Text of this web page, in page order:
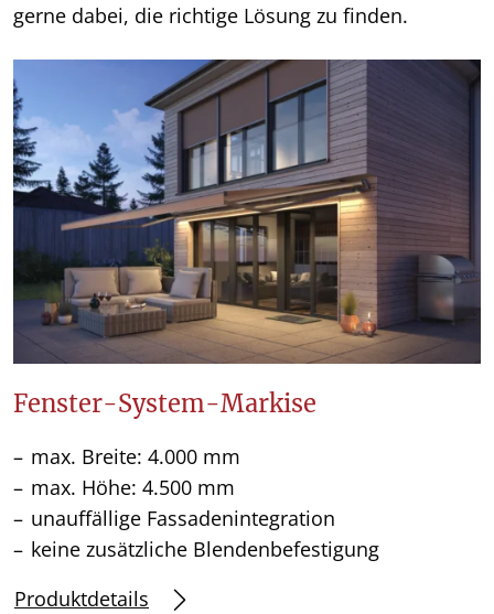
gerne dabei, die richtige Lösung zu finden.
Fenster-System-Markise
max. Breite: 4.000 mm
max. Höhe: 4.500 mm
unauffällige Fassadenintegration
keine zusätzliche Blendenbefestigung
Produktdetails